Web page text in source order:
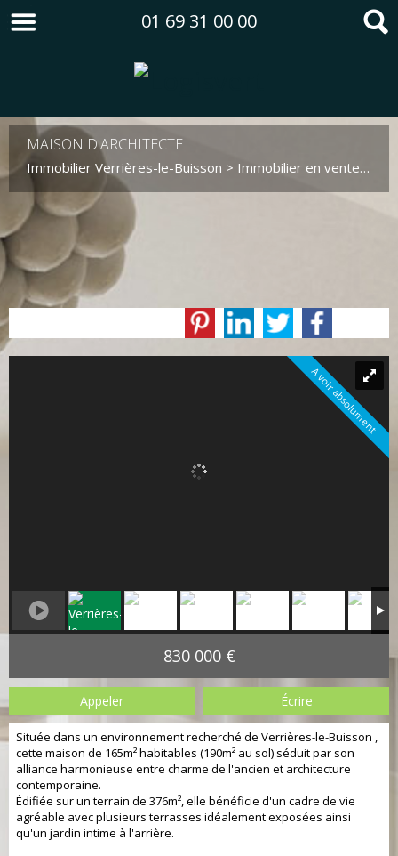
01 69 31 00 00
MAISON D'ARCHITECTE
Immobilier Verrières-le-Buisson > Immobilier en vente Verrières-le-Buisson
A voir absolument
830 000 €
Appeler Écrire
Située dans un environnement recherché de Verrières-le-Buisson ,
cette maison de 165m² habitables (190m² au sol) séduit par son
alliance harmonieuse entre charme de l'ancien et architecture
contemporaine.
Édifiée sur un terrain de 376m², elle bénéficie d'un cadre de vie
agréable avec plusieurs terrasses idéalement exposées ainsi
qu'un jardin intime à l'arrière.